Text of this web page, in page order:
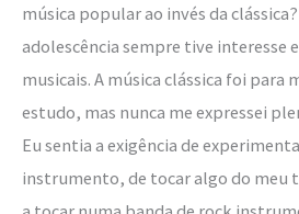
música popular ao invés da
adolescência sempre tive interesse
musicais. A música clássica foi para
estudo, mas nunca me expressei
Eu sentia a exigência de
instrumento, de tocar algo do meu